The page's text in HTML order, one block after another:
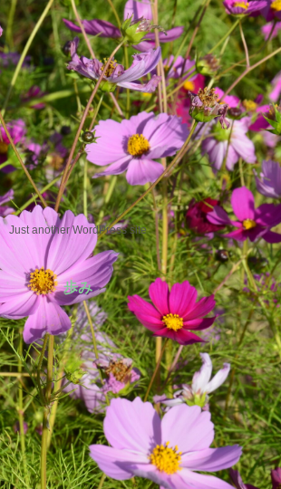
Just another WordPress site
歩み